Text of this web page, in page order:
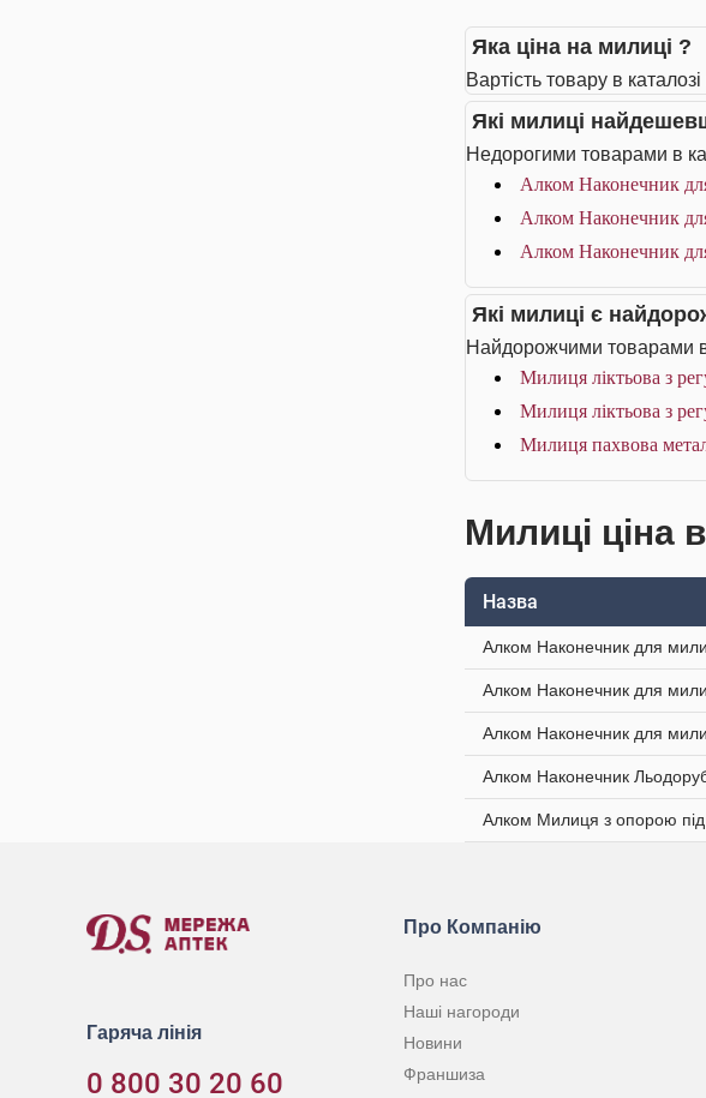
Яка ціна на милиці ?
Вартість товару в
Які милиці
Недорогими товарами в
Алком Наконечник
Алком Наконечник
Алком Наконечник
Які милиці є
Найдорожчими товарами в
Милиця ліктьова з
Милиця ліктьова з
Милиця пахвова
Милиці ціна
Назва
Алком Наконечник для
Алком Наконечник для
Алком Наконечник для
Алком Наконечник
Алком Милиця з опорою під
Гаряча лінія
0 800 30 20 60
Про Компанію
Про нас
Наші нагороди
Новини
Франшиза